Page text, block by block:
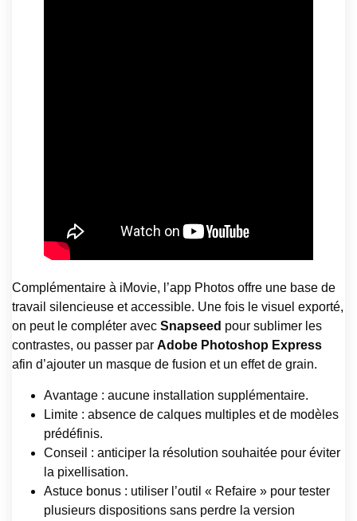
Complémentaire à iMovie, l’app Photos offre une base de
travail silencieuse et accessible. Une fois le visuel exporté,
on peut le compléter avec Snapseed pour sublimer les
contrastes, ou passer par Adobe Photoshop Express
afin d’ajouter un masque de fusion et un effet de grain.
Avantage : aucune installation supplémentaire.
Limite : absence de calques multiples et de modèles
prédéfinis.
Conseil : anticiper la résolution souhaitée pour éviter
la pixellisation.
Astuce bonus : utiliser l’outil « Refaire » pour tester
plusieurs dispositions sans perdre la version